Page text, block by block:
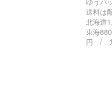
送料は
北海道
東海
円 /